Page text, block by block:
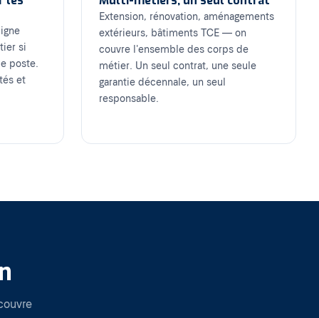
si
poste.
et
Extension, rénovation, aménagements
extérieurs, bâtiments TCE — on
couvre l'ensemble des corps de
métier. Un seul contrat, une seule
garantie décennale, un seul
responsable.